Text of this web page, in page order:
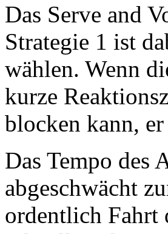
Das Serve and
Strategie 1 ist
wählen. Wenn
kurze
blocken kann,
Das Tempo des
abgeschwächt
ordentlich Fahrt